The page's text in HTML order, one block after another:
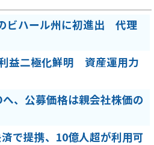
ビハール州に初進出 代理
益二極化鮮明 資産運用力
、公募価格は親会社株価の
で提携、10億人超が利用可